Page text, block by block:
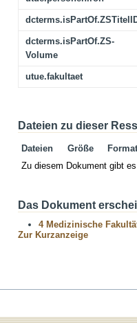
dcterms.isPartOf.ZS-
Volume
utue.fakultaet
Dateien zu dieser
Dateien Größe
Format
Zu diesem Dokument gibt
Das Dokument
4 Medizinische
Zur Kurzanzeige